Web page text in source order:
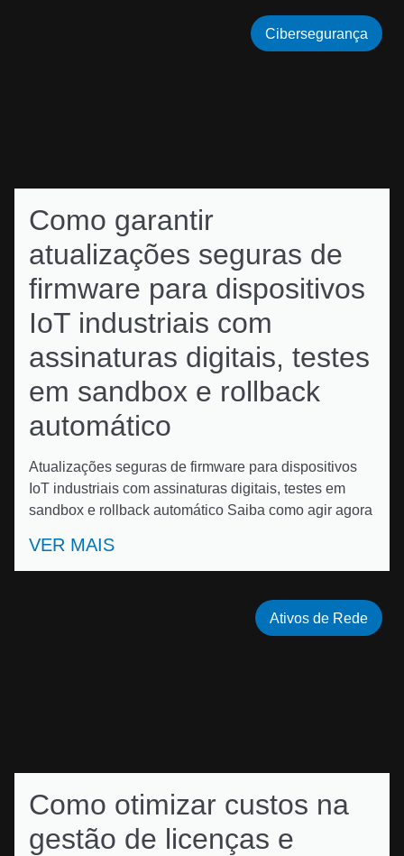
Como garantir
atualizações seguras de
firmware para dispositivos
IoT industriais com
assinaturas digitais, testes
em sandbox e rollback
automático
Atualizações seguras de firmware para dispositivos
IoT industriais com assinaturas digitais, testes em
sandbox e rollback automático Saiba como agir agora
VER MAIS
Cibersegurança
Como otimizar custos na
gestão de licenças e
Ativos de Rede